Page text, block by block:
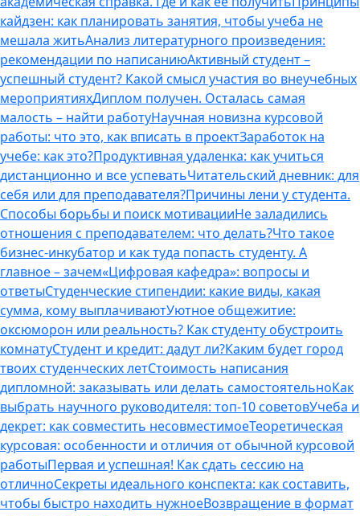
кайдзен: как планировать занятия, чтобы учеба не
мешала житьАнализ литературного произведения:
рекомендации по написаниюАктивный студент –
успешный студент? Какой смысл участия во внеучебных
мероприятияхДиплом получен. Осталась самая
малость – найти работуНаучная новизна курсовой
работы: что это, как вписать в проектЗаработок на
учебе: как это?Продуктивная удаленка: как учиться
дистанционно и все успеватьЧитательский дневник: для
себя или для преподавателя?Причины лени у студента.
Способы борьбы и поиск мотивацииНе заладились
отношения с преподавателем: что делать?Что такое
бизнес-инкубатор и как туда попасть студенту. А
главное – зачем«Цифровая кафедра»: вопросы и
ответыСтуденческие стипендии: какие виды, какая
сумма, кому выплачиваютУютное общежитие:
оксюморон или реальность? Как студенту обустроить
комнатуСтудент и кредит: дадут ли?Каким будет город
твоих студенческих летСтоимость написания
дипломной: заказывать или делать самостоятельноКак
выбрать научного руководителя: топ-10 советовУчеба и
декрет: как совместить несовместимоеТеоретическая
курсовая: особенности и отличия от обычной курсовой
работыПервая и успешная! Как сдать сессию на
отличноСекреты идеального конспекта: как составить,
чтобы быстро находить нужноеВозвращение в формат